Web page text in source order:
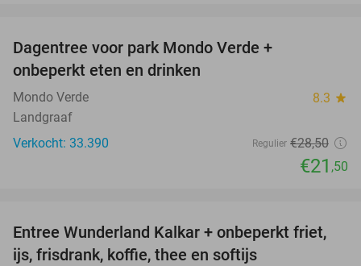
Dagentree voor park Mondo Verde +
onbeperkt eten en drinken
Mondo Verde 8.3 star
Landgraaf
Verkocht: 33.390
Regulier €28,50
€21 ,50
32%
Entree Wunderland Kalkar + onbeperkt friet,
ijs, frisdrank, koffie, thee en softijs